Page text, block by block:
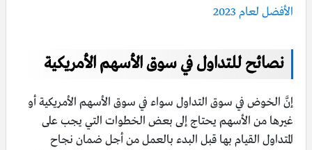
الأفضل لعام 2023
نصائح للتداول في سوق الأسهم الأمريكية
إنَّ الخوض في سوق التداول سواء في سوق الأسهم الأمريكية أو
غيرها من الأسهم يحتاج إلى بعض الخطوات التي يجب على
المتداول القيام بها قبل البدء بالعمل من أجل ضمان نجاح